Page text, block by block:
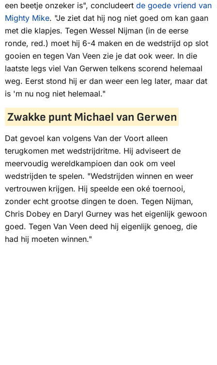
een beetje onzeker is", concludeert de goede vriend van
Mighty Mike. "Je ziet dat hij nog niet goed om kan gaan
met die klapjes. Tegen Wessel Nijman (in de eerse
ronde, red.) moet hij 6-4 maken en de wedstrijd op slot
gooien en tegen Van Veen zie je dat ook weer. In die
laatste legs viel Van Gerwen telkens scorend helemaal
weg. Eerst stond hij er dan weer een leg later, maar dat
is 'm nu nog niet helemaal."
Zwakke punt Michael van Gerwen
Dat gevoel kan volgens Van der Voort alleen
terugkomen met wedstrijdritme. Hij adviseert de
meervoudig wereldkampioen dan ook om veel
wedstrijden te spelen. "Wedstrijden winnen en weer
vertrouwen krijgen. Hij speelde een oké toernooi,
zonder echt grootse dingen te doen. Tegen Nijman,
Chris Dobey en Daryl Gurney was het eigenlijk gewoon
goed. Tegen Van Veen deed hij eigenlijk genoeg, die
had hij moeten winnen."